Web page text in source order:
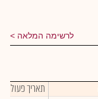
לרשימה המלאה
תאריך פעולה